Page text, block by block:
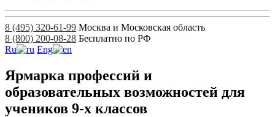
8 (495) 320-61-99 Москва и Московская область
8 (800) 200-08-28 Бесплатно по РФ
Ru
Eng
Ярмарка профессий и
образовательных возможностей для
учеников 9-х классов